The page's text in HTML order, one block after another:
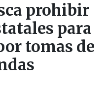
prohibir
para
tomas de